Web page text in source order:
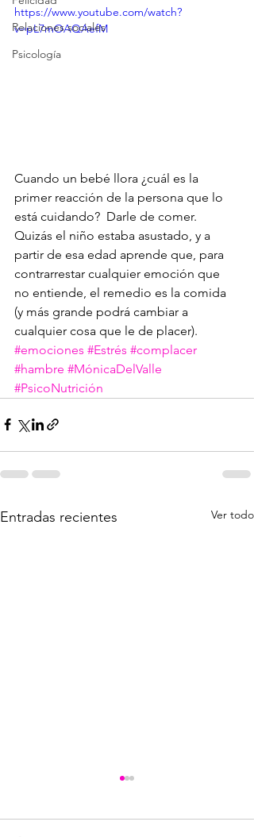
Relaciones sociales
Psicología
https://www.youtube.com/watch?
v=pL7mOAQAefM
Cuando un bebé llora ¿cuál es la
primer reacción de la persona que lo
está cuidando?  Darle de comer.
Quizás el niño estaba asustado, y a
partir de esa edad aprende que, para
contrarrestar cualquier emoción que
no entiende, el remedio es la comida
(y más grande podrá cambiar a
cualquier cosa que le de placer).
#emociones #Estrés #complacer
#hambre #MónicaDelValle
#PsicoNutrición
Entradas recientes Ver todo